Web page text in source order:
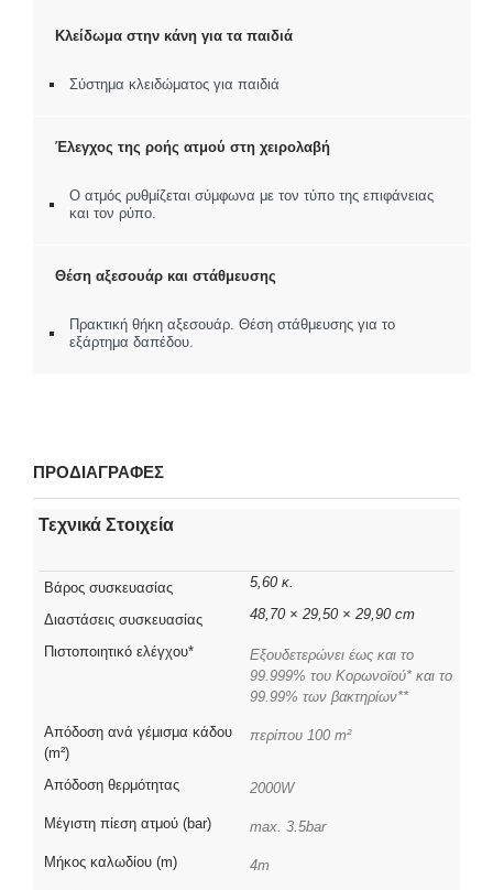
Κλείδωμα στην κάνη για τα παιδιά
Σύστημα κλειδώματος για παιδιά
Έλεγχος της ροής ατμού στη χειρολαβή
Ο ατμός ρυθμίζεται σύμφωνα με τον τύπο της επιφάνειας
και τον ρύπο.
Θέση αξεσουάρ και στάθμευσης
Πρακτική θήκη αξεσουάρ. Θέση στάθμευσης για το
εξάρτημα δαπέδου.
ΠΡΟΔΙΑΓΡΑΦΕΣ
Τεχνικά Στοιχεία
Βάρος συσκευασίας 5,60 κ.
Διαστάσεις συσκευασίας 48,70 × 29,50 × 29,90 cm
Πιστοποιητικό ελέγχου*
Εξουδετερώνει έως και το
99.999% του Κορωνοϊού* και το
99.99% των βακτηρίων**
Απόδοση ανά γέμισμα κάδου
(m²)
περίπου 100 m²
Απόδοση θερμότητας 2000W
Μέγιστη πίεση ατμού (bar) max. 3.5bar
Μήκος καλωδίου (m) 4m